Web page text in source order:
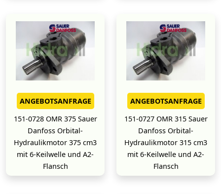
ANGEBOTSANFRAGE
151-0728 OMR 375 Sauer
Danfoss Orbital-
Hydraulikmotor 375 cm3
mit 6-Keilwelle und A2-
Flansch
ANGEBOTSANFRAGE
151-0727 OMR 315 Sauer
Danfoss Orbital-
Hydraulikmotor 315 cm3
mit 6-Keilwelle und A2-
Flansch